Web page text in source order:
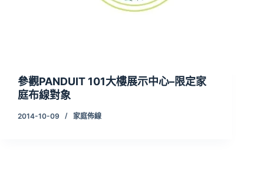
參觀PANDUIT 101大樓展示中心–限定家
庭布線對象
2014-10-09 家庭佈線